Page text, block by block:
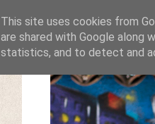
This site uses cookies from
are shared with Google along
statistics, and to detect and